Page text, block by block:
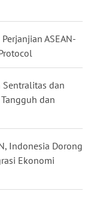
ASEAN-
Sentralitas dan
dan
Indonesia Dorong
Ekonomi